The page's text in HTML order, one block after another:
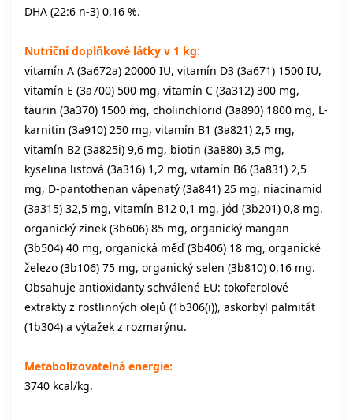
DHA (22:6 n-3) 0,16 %.
Nutriční doplňkové látky v 1 kg:
vitamín A (3a672a) 20000 IU, vitamín D3 (3a671) 1500 IU,
vitamín E (3a700) 500 mg, vitamín C (3a312) 300 mg,
taurin (3a370) 1500 mg, cholinchlorid (3a890) 1800 mg, L-
karnitin (3a910) 250 mg, vitamín B1 (3a821) 2,5 mg,
vitamín B2 (3a825i) 9,6 mg, biotin (3a880) 3,5 mg,
kyselina listová (3a316) 1,2 mg, vitamín B6 (3a831) 2,5
mg, D-pantothenan vápenatý (3a841) 25 mg, niacinamid
(3a315) 32,5 mg, vitamín B12 0,1 mg, jód (3b201) 0,8 mg,
organický zinek (3b606) 85 mg, organický mangan
(3b504) 40 mg, organická měď (3b406) 18 mg, organické
železo (3b106) 75 mg, organický selen (3b810) 0,16 mg.
Obsahuje antioxidanty schválené EU: tokoferolové
extrakty z rostlinných olejů (1b306(i)), askorbyl palmitát
(1b304) a výtažek z rozmarýnu.
Metabolizovatelná energie:
3740 kcal/kg.